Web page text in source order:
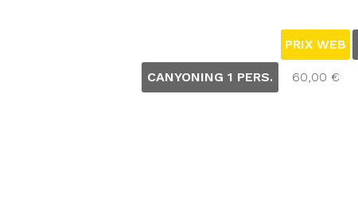
PRIX WEB
CANYONING 1 PERS. 60,00 €